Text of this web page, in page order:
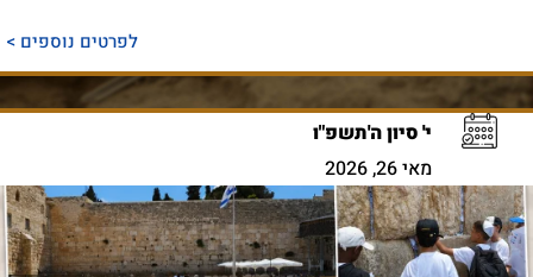
לפרטים נוספים >
י' סיון ה'תשפ"ו
מאי 26, 2026